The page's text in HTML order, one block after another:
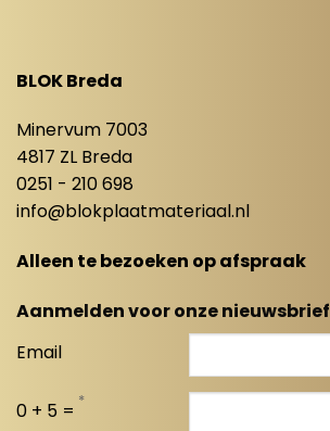
BLOK Breda
Minervum 7003
4817 ZL Breda
0251 - 210 698
info@blokplaatmateriaal.nl
Alleen te bezoeken op afspraak
Aanmelden voor onze nieuwsbrief
Email
0 + 5 = *